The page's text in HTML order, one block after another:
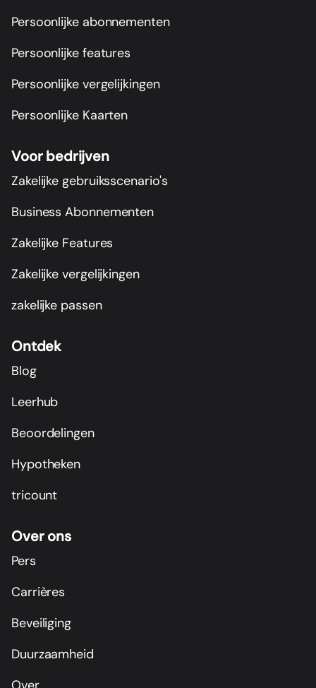
Persoonlijke abonnementen
Persoonlijke features
Persoonlijke vergelijkingen
Persoonlijke Kaarten
Voor bedrijven
Zakelijke gebruiksscenario's
Business Abonnementen
Zakelijke Features
Zakelijke vergelijkingen
zakelijke passen
Ontdek
Blog
Leerhub
Beoordelingen
Hypotheken
tricount
Over ons
Pers
Carrières
Beveiliging
Duurzaamheid